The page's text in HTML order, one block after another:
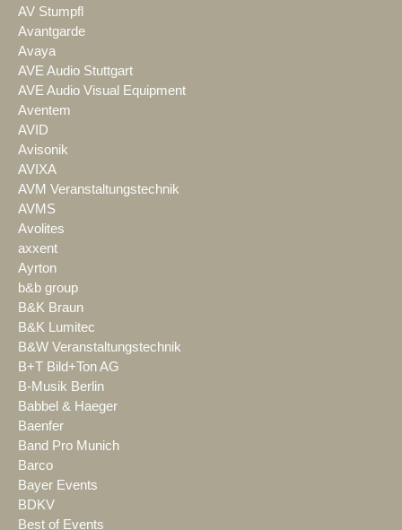
AV Stumpfl
Avantgarde
Avaya
AVE Audio Stuttgart
AVE Audio Visual Equipment
Aventem
AVID
Avisonik
AVIXA
AVM Veranstaltungstechnik
AVMS
Avolites
axxent
Ayrton
b&b group
B&K Braun
B&K Lumitec
B&W Veranstaltungstechnik
B+T Bild+Ton AG
B-Musik Berlin
Babbel & Haeger
Baenfer
Band Pro Munich
Barco
Bayer Events
BDKV
Best of Events